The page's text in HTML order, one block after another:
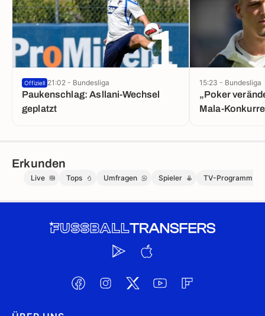
1
Paukenschlag: Asllani-Wechsel
geplatzt
Offiziell 21:02 - Bundesliga
„Poker
Mala-
15:23 - Bundesliga
Erkunden
Live Tops Umfragen Spieler TV-Programm